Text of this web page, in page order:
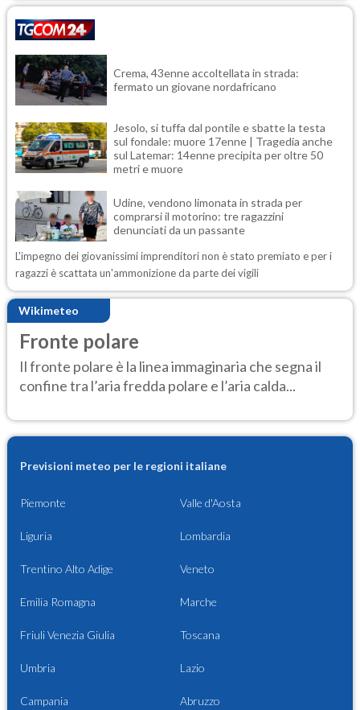
Crema, 43enne accoltellata in strada:
fermato un giovane nordafricano
Jesolo, si tuffa dal pontile e sbatte la testa
sul fondale: muore 17enne | Tragedia anche
sul Latemar: 14enne precipita per oltre 50
metri e muore
Udine, vendono limonata in strada per
comprarsi il motorino: tre ragazzini
denunciati da un passante
L'impegno dei giovanissimi imprenditori non è stato premiato e per i
ragazzi è scattata un'ammonizione da parte dei vigili
Wikimeteo
Fronte polare
Il fronte polare è la linea immaginaria che segna il
confine tra l’aria fredda polare e l’aria calda...
Previsioni meteo per le regioni italiane
Piemonte Valle d'Aosta
Liguria Lombardia
Trentino Alto Adige Veneto
Emilia Romagna Marche
Friuli Venezia Giulia Toscana
Umbria Lazio
Campania Abruzzo